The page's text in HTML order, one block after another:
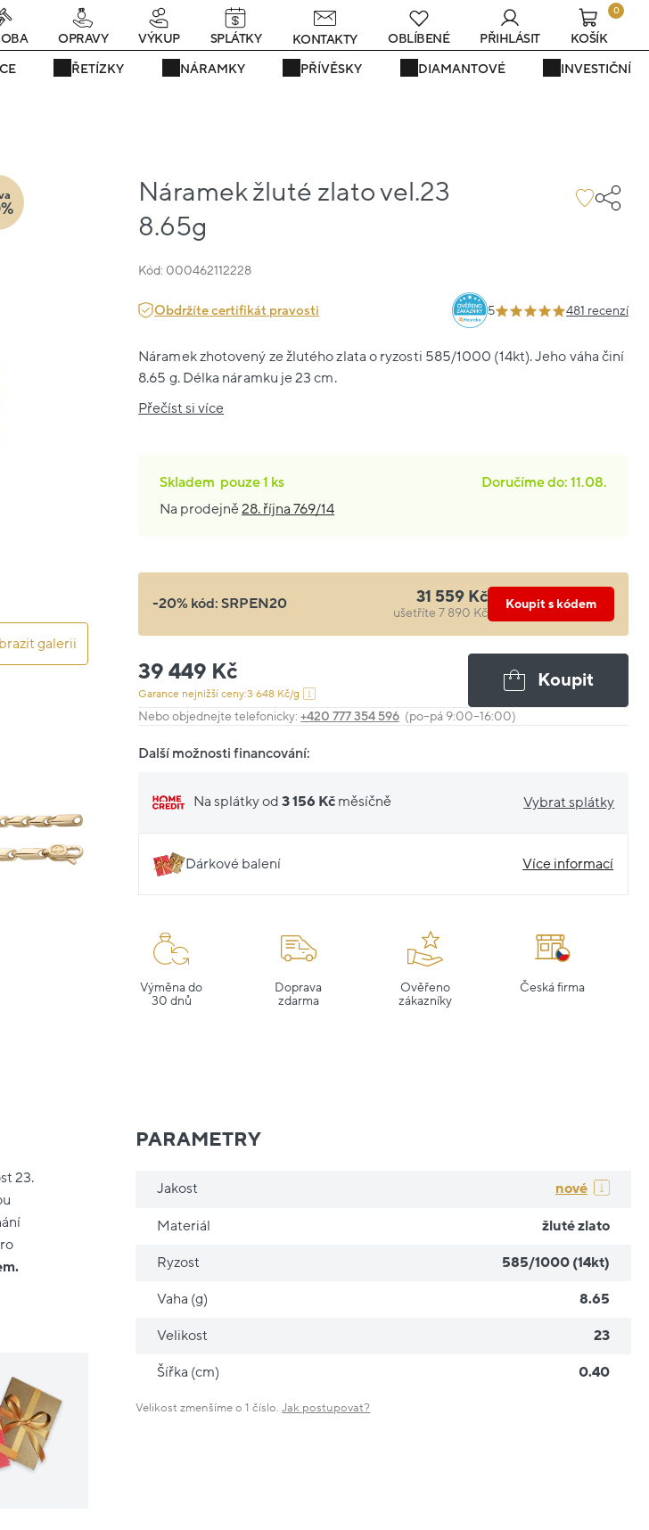
SRPEN20 24 dní : 19h : 17m : 04s
ŘETÍZKY NÁRAMKY PŘÍVĚSKY DIAMANTOVÉ INVESTIČNÍ
OPRAVY VÝKUP SPLÁTKY KONTAKTY OBLÍBENÉ PŘIHLÁSIT
0
KOŠÍK
galerii
Náramek žluté zlato vel.23
8.65g
Kód: 000462112228
Obdržíte certifikát pravosti 5 481 recenzí
Náramek zhotovený ze žlutého zlata o ryzosti 585/1000 (14kt). Jeho váha činí
8.65 g. Délka náramku je 23 cm.
Přečíst si více
Skladem pouze1 ks
Doručíme do: 11.08.
Na prodejně28. října 769/14
-20% kód:SRPEN20 31 559 Kč
ušetříte 7 890 Kč
Koupit s kódem
39 449 Kč
Garance nejnižší ceny:3 648 Kč/g
Koupit
Nebo objednejte telefonicky:+420 777 354 596 (po–pá 9:00–16:00)
Další možnosti financování:
Na splátky od3 156 Kč měsíčně Vybrat splátky
Dárkové balení Více informací
Výměna do
30 dnů
Doprava
zdarma
Ověřeno
zákazníky
Česká firma
23.
PARAMETRY
Jakost nové
Materiál žluté zlato
Ryzost 585/1000 (14kt)
Vaha (g) 8.65
Velikost 23
Šířka (cm) 0.40
Velikost zmenšíme o 1 číslo.Jak postupovat?